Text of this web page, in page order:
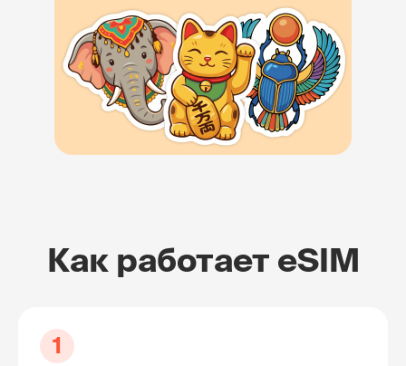
Как работает eSIM
1